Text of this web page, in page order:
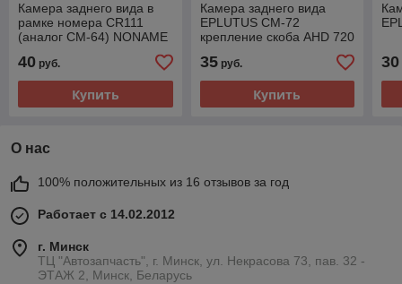
Камера заднего вида в
рамке номера CR111
(аналог CM-64) NONAME
40 руб.
Купить
Камера заднего вида
EPLUTUS CM-72
крепление скоба AHD 720
35руб.
Купить
30
О нас
100% положительных из 16 отзывов за год
Работает с 14.02.2012
г. Минск
ТЦ "Автозапчасть", г. Минск, ул. Некрасова 73, пав. 32 -
ЭТАЖ 2, Минск, Беларусь